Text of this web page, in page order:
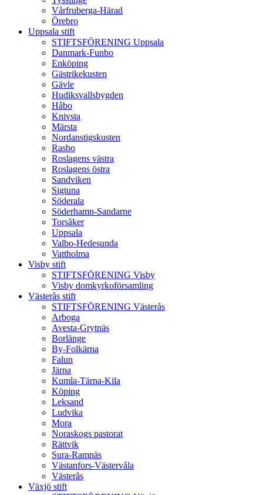
Vårfruberga-Härad
Örebro
Uppsala stift
STIFTSFÖRENING Uppsala
Danmark-Funbo
Enköping
Gästrikekusten
Gävle
Hudiksvallsbygden
Håbo
Knivsta
Märsta
Nordanstigskusten
Rasbo
Roslagens västra
Roslagens östra
Sandviken
Sigtuna
Söderala
Söderhamn-Sandarne
Torsåker
Uppsala
Valbo-Hedesunda
Vattholma
Visby stift
STIFTSFÖRENING Visby
Visby domkyrkoförsamling
Västerås stift
STIFTSFÖRENING Västerås
Arboga
Avesta-Grytnäs
Borlänge
By-Folkärna
Falun
Järna
Kumla-Tärna-Kila
Köping
Leksand
Ludvika
Mora
Noraskogs pastorat
Rättvik
Sura-Ramnäs
Västanfors-Västervåla
Västerås
Växjö stift